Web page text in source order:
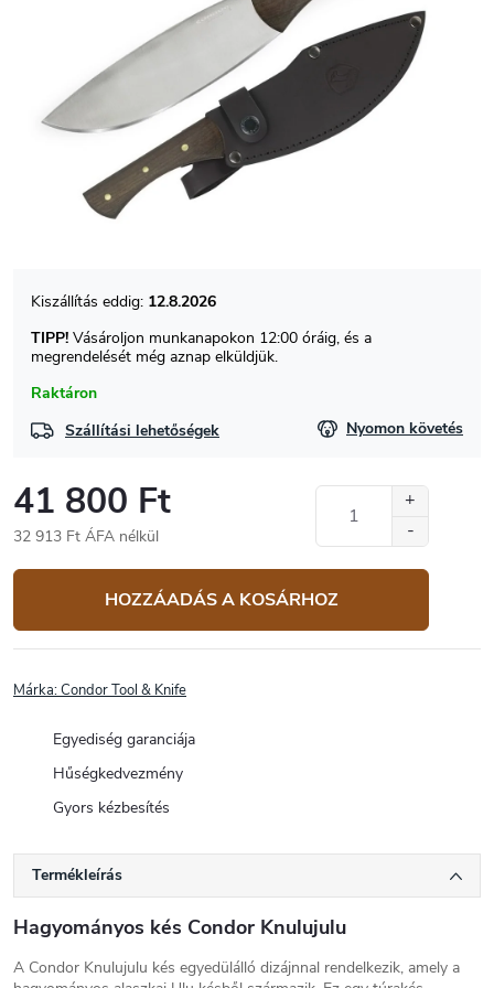
Raktáron
12.8.2026
TIPP! Vásároljon munkanapokon 12:00 óráig, és a
megrendelését még aznap elküldjük.
Szállítási lehetőségek Nyomon követés
41 800 Ft
32 913 Ft ÁFA nélkül
HOZZÁADÁS A KOSÁRHOZ
Márka:Condor Tool & Knife
Egyediség garanciája
Hűségkedvezmény
Gyors kézbesítés
Termékleírás
Hagyományos kés Condor Knulujulu
A Condor Knulujulu kés egyedülálló dizájnnal rendelkezik, amely a